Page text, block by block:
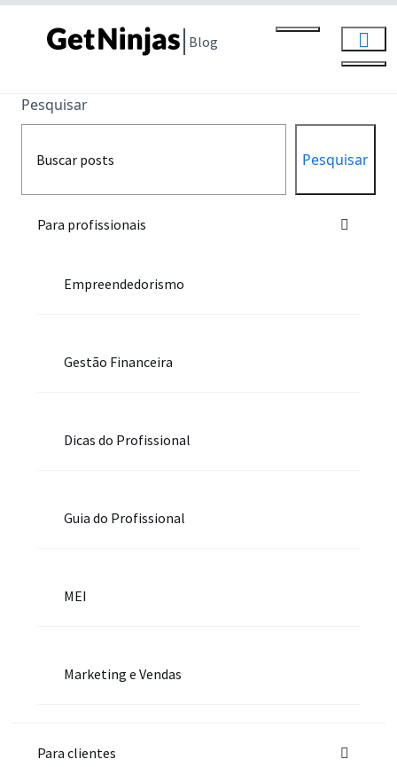
Blog
Pesquisar
Pesquisar
Para profissionais
Empreendedorismo
Gestão Financeira
Dicas do Profissional
Guia do Profissional
MEI
Marketing e Vendas
Para clientes